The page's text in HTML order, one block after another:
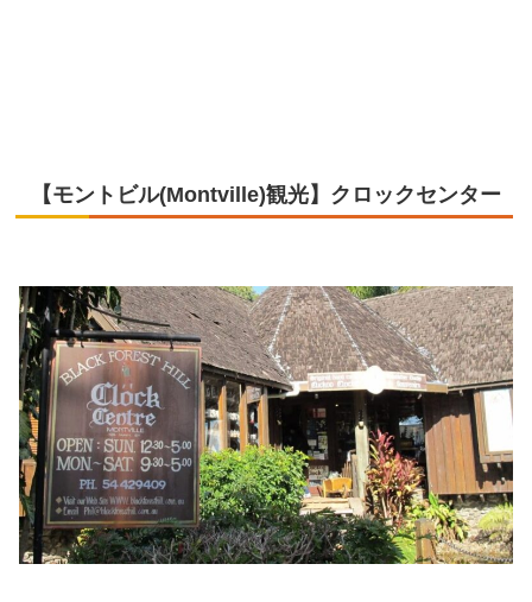
【モントビル(Montville)観光】クロックセンター